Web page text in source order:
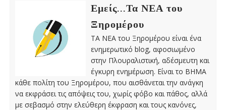
Εμείς...Τα ΝΕΑ του
Ξηρομέρου
ΤΑ ΝΕΑ του Ξηρομέρου είναι ένα
ενημερωτικό blog, αφοσιωμένο
στην Πλουραλιστική, αδέσμευτη και
έγκυρη ενημέρωση. Είναι το ΒΗΜΑ
κάθε πολίτη του Ξηρομέρου, που αισθάνεται την ανάγκη
να εκφράσει τις απόψεις του, χωρίς φόβο και πάθος, αλλά
με σεβασμό στην ελεύθερη έκφραση και τους κανόνες,